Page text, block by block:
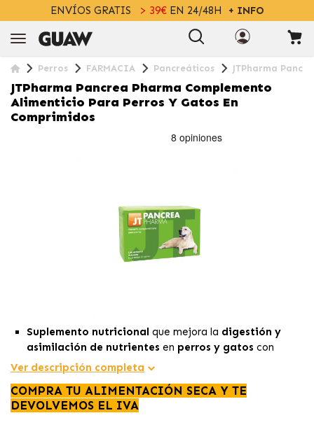
ENVÍOS GRATIS > 39€EN 24/48H + INFO
Perros FARMACIA Pancreáticos JTPharma
JTPharma Pancrea Pharma Complemento
Alimenticio Para Perros Y Gatos En
Comprimidos
Suplemento nutricional que mejora la digestión y
asimilación de nutrientes en perros y gatos con
trastornos digestivos.
Este suplemento enzimático ayuda a tratar afecciones
comodiarrea, flatulencia y síndrome de mala
absorción.
Ver descripción completa
COMPRA TU ALIMENTACIÓN SECA Y TE
DEVOLVEMOS EL IVA